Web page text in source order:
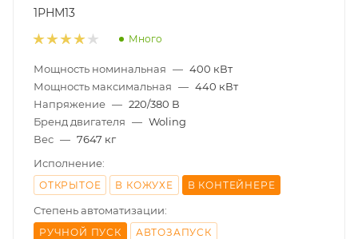
1РНМ13
Много
Мощность номинальная — 400 кВт
Мощность максимальная — 440 кВт
Напряжение — 220/380 В
Бренд двигателя — Woling
Вес — 7647 кг
Исполнение:
ОТКРЫТОЕ В КОЖУХЕ В КОНТЕЙНЕРЕ
Степень автоматизации:
РУЧНОЙ ПУСК АВТОЗАПУСК